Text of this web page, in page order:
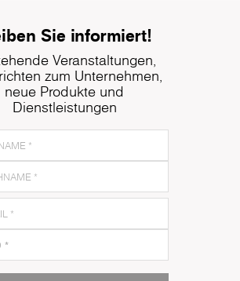
Sie informiert!
Veranstaltungen,
zum Unternehmen,
neue Produkte und
Dienstleistungen